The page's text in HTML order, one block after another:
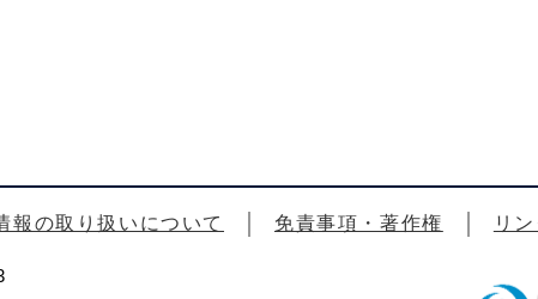
報の取り扱いについて 免責事項・著作権 リ